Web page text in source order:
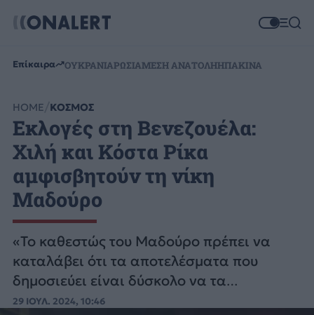
Επίκαιρα ΟΥΚΡΑΝΙΑΡΩΣΙΑΜΕΣΗ ΑΝΑΤΟΛΗΗΠΑΚΙΝΑ
HOME ΚΟΣΜΟΣ
Εκλογές στη Βενεζουέλα:
Χιλή και Κόστα Ρίκα
αμφισβητούν τη νίκη
Μαδούρο
«Το καθεστώς του Μαδούρο πρέπει να
καταλάβει ότι τα αποτελέσματα που
δημοσιεύει είναι δύσκολο να τα
πιστέψουμε», τόνισε ο κ. Μπόριτς μέσω X.
29 ΙΟΥΛ. 2024, 10:46